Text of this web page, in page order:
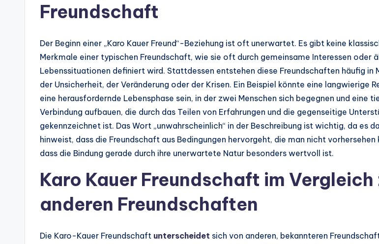
Freundschaft
Der Beginn einer „Karo Kauer Freund“-Beziehung ist oft unerwartet. Es gibt keine
Merkmale einer typischen Freundschaft, wie sie oft durch gemeinsame Interessen oder
Lebenssituationen definiert wird. Stattdessen entstehen diese Freundschaften häufig in
der Unsicherheit, der Veränderung oder der Krisen. Ein Beispiel könnte eine langwierige
eine herausfordernde Lebensphase sein, in der zwei Menschen sich begegnen und eine
Verbindung aufbauen, die durch das Teilen von Erfahrungen und die gegenseitige
gekennzeichnet ist. Das Wort „unwahrscheinlich“ in der Beschreibung ist wichtig, da es
hinweist, dass die Freundschaft aus Bedingungen hervorgeht, die man nicht vorhersehen
dass die Bindung gerade durch ihre unerwartete Natur besonders wertvoll ist.
Karo Kauer Freundschaft im Vergleich
anderen Freundschaften
Die Karo-Kauer Freundschaft unterscheidet sich von anderen, bekannteren